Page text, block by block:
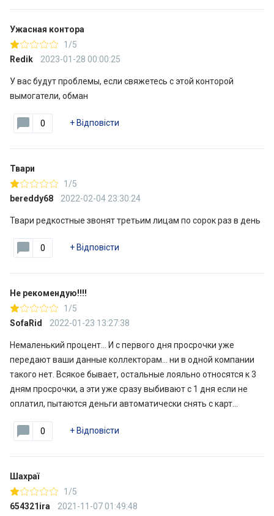
Ужасная контора
1/5
Redik
2023-01-28 00:00:25
У вас будут проблемы, если свяжетесь с этой конторой
вымогатели, обман
0 + Відповісти
Твари
1/5
bereddy68
2022-02-04 23:30:24
Твари редкостные звонят третьим лицам по сорок раз в день
0 + Відповісти
Не рекомендую!!!!
1/5
SofaRid
2022-01-23 13:27:38
Немаленький процент… И с первого дня просрочки уже
передают ваши данные коллекторам… ни в одной компании
такого нет. Всякое бывает, остальные лояльно относятся к 3
дням просрочки, а эти уже сразу выбивают с 1 дня если не
оплатил, пытаются деньги автоматически снять с карт…
0 + Відповісти
Шахраї
1/5
654321ira
2021-11-07 01:49:48